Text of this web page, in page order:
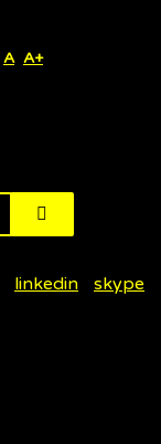
A A+
linkedin skype